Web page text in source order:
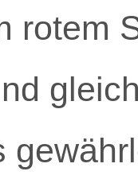
rotem